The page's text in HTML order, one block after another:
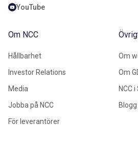
YouTube
Om NCC
Hållbarhet
Investor Relations
Media
Jobba på NCC
För leverantörer
Om
Om
NCC
Blogg